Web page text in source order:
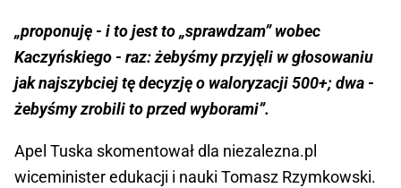
„proponuję - i to jest to „sprawdzam” wobec
Kaczyńskiego - raz: żebyśmy przyjęli w głosowaniu
jak najszybciej tę decyzję o waloryzacji 500+; dwa -
żebyśmy zrobili to przed wyborami”.
Apel Tuska skomentował dla niezalezna.pl
wiceminister edukacji i nauki Tomasz Rzymkowski.